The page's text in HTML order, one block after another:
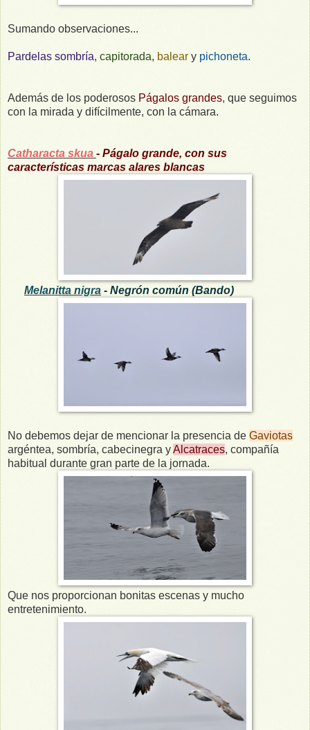
Sumando observaciones...
Pardelas sombría, capitorada, balear y pichoneta.
Además de los poderosos Págalos grandes, que seguimos
con la mirada y difícilmente, con la cámara.
Catharacta skua - Págalo grande, con sus
características marcas alares blancas
Melanitta nigra - Negrón común (Bando)
No debemos dejar de mencionar la presencia de Gaviotas
argéntea, sombría, cabecinegra yAlcatraces, compañía
habitual durante gran parte de la jornada.
Que nos proporcionan bonitas escenas y mucho
entretenimiento.